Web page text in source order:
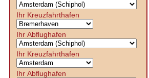
Ihr Kreuzfahrthafen
Ihr Abflughafen
Ihr Kreuzfahrthafen
Ihr Abflughafen